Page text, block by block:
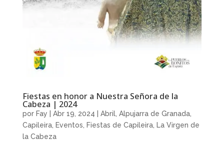
Fiestas en honor a Nuestra Señora de la
Cabeza | 2024
por Fay Abr 19, 2024 Abril, Alpujarra de Granada,
Capileira, Eventos Fiestas de Capileira, La Virgen de
la Cabeza